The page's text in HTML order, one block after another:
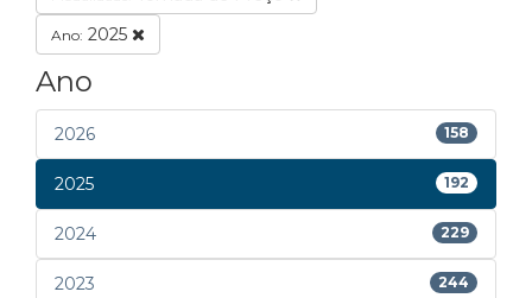
Ano: 2025
Ano
2026 158
2025 192
2024 229
2023 244